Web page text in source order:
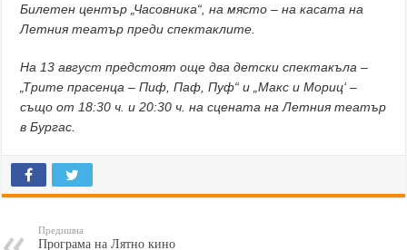
Билетен център „Часовника“, на място – на касата на
Летния театър преди спектаклите.
На 13 август предстоят още два детски спектакъла –
„Трите прасенца – Пиф, Паф, Пуф“ и „Макс и Мориц‘ –
също от 18:30 ч. и 20:30 ч. на сцената на Летния театър
в Бургас.
Предишна
Програма на Лятно кино